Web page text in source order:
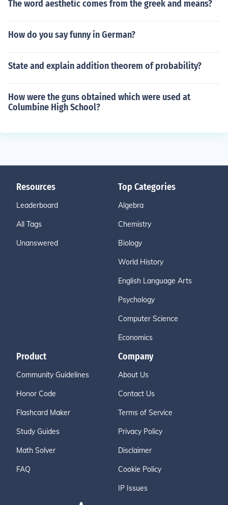
The word aesthetic comes from the greek and means?
How do you say funny in German?
State and explain addition theorem of probability?
How were the guns obtained which were used at
Columbine High School?
Resources
Leaderboard
All Tags
Unanswered
Top Categories
Algebra
Chemistry
Biology
World History
English Language Arts
Psychology
Computer Science
Economics
Product
Community Guidelines
Honor Code
Flashcard Maker
Study Guides
Math Solver
FAQ
Company
About Us
Contact Us
Terms of Service
Privacy Policy
Disclaimer
Cookie Policy
IP Issues